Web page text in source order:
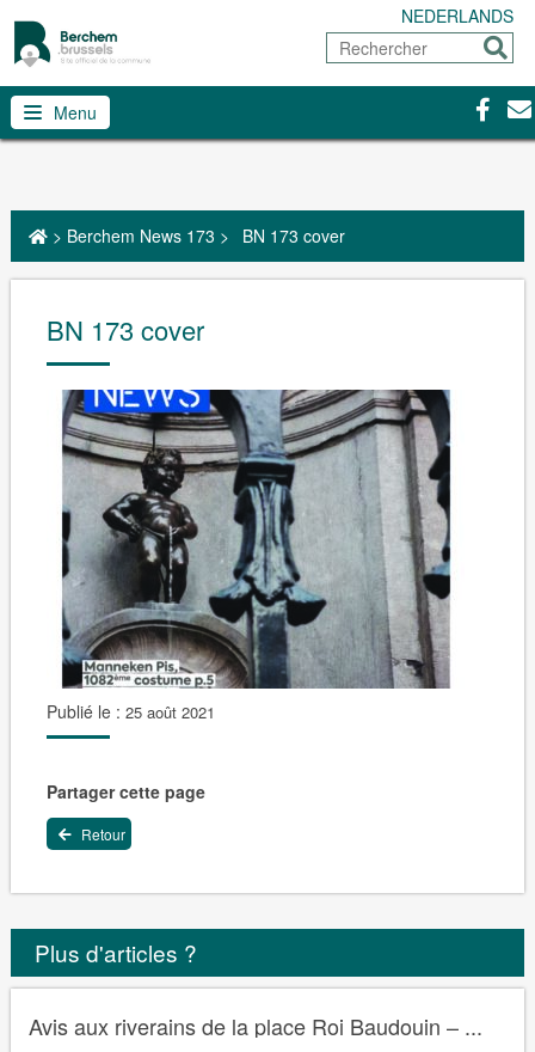
NEDERLANDS
Rechercher
Menu
> Berchem News 173 > BN 173 cover
BN 173 cover
Publié le : 25 août 2021
Partager cette page
Retour
Plus d'articles ?
Avis aux riverains de la place Roi Baudouin – ...